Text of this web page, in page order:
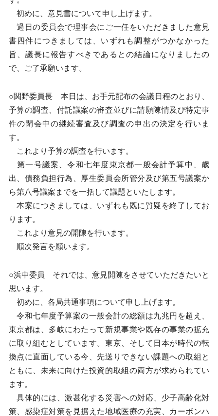
初めに、意見書について申し上げます。
過日の委員会で理事会にご一任をいただきました意見
書四件につきましては、いずれも調整がつかなかった
旨、議長に報告すべきであるとの結論になりましたの
で、ご了承願います。
○関野委員長 本日は、お手元配布の会議日程のとおり、
予算の調査、付託議案の審査並びに請願陳情及び特定事
件の閉会中の継続審査及び調査の申出の決定を行いま
す。
これより予算の調査を行います。
第一号議案、令和七年度東京都一般会計予算中、歳
出、債務負担行為、厚生委員会所管分及び第五号議案か
ら第八号議案までを一括して議題といたします。
本案につきましては、いずれも既に質疑を終了してお
ります。
これより意見の開陳を行います。
順次発言を願います。
○浜中委員 それでは、意見開陳をさせていただきたいと
思います。
初めに、各局共通事項について申し上げます。
令和七年度予算案の一般会計の総額は九兆円を超え、
東京都は、多岐にわたって新規事業や既存の事業の拡充
に取り組むとしています。東京、そして日本が時代の転
換点に直面している今、先送りできない課題への取組と
ともに、未来に向けた投資的取組の両方が求められてい
ます。
具体的には、激甚化する災害への対応、少子高齢化対
策、感染症対策を見据えた地域医療の充実、カーボンハ